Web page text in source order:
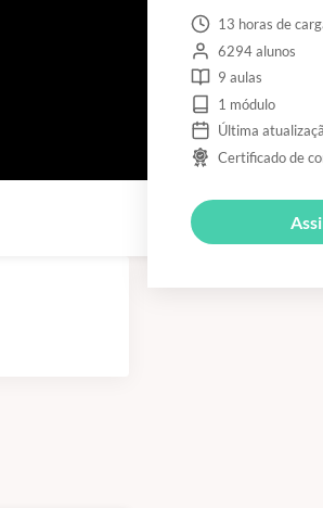
13 horas de
6294 alunos
9 aulas
1 módulo
Última
Certificado de